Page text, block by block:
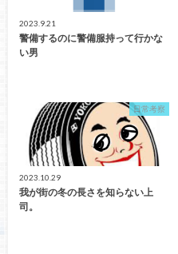
2023.9.21
警備するのに警備服持って行かな
い男
日常考察
2023.10.29
我が街の冬の長さを知らない上
司。